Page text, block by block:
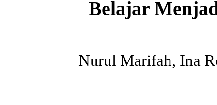
Belajar
Nurul Marifah, Ina